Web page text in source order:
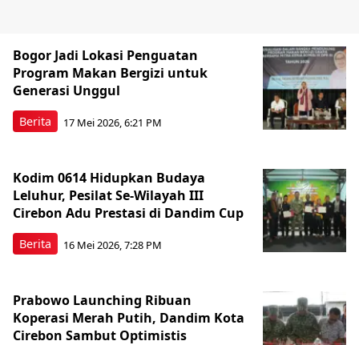
Berita
Bogor Jadi Lokasi Penguatan
Program Makan Bergizi untuk
Generasi Unggul
17 Mei 2026, 6:21 PM
Berita
Kodim 0614 Hidupkan Budaya
Leluhur, Pesilat Se-Wilayah III
Cirebon Adu Prestasi di Dandim Cup
16 Mei 2026, 7:28 PM
Prabowo Launching Ribuan
Koperasi Merah Putih, Dandim Kota
Cirebon Sambut Optimistis